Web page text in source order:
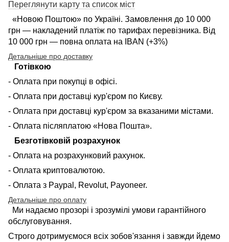
Переглянути карту та список міст
«Новою Поштою» по Україні. Замовлення до 10 000
грн — накладений платіж по тарифах перевізника. Від
10 000 грн — повна оплата на IBAN (+3%)
Детальніше про доставку
Готівкою
- Оплата при покупці в офісі.
- Оплата при доставці кур'єром по Києву.
- Оплата при доставці кур'єром за вказаними містами.
- Оплата післяплатою «Нова Пошта».
Безготівковій розрахунок
- Оплата на розрахунковий рахунок.
- Оплата криптовалютою.
- Оплата з Paypal, Revolut, Payoneer.
Детальніше про оплату
Ми надаємо прозорі і зрозумілі умови гарантійного
обслуговування.
Строго дотримуємося всіх зобов'язання і завжди йдемо